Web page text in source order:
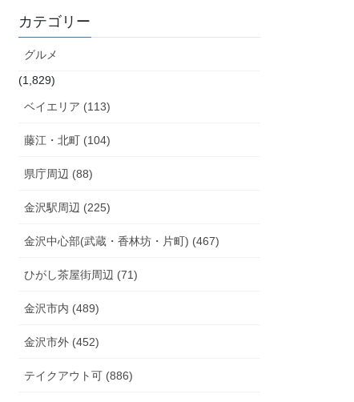
カテゴリー
グルメ
(1,829)
ベイエリア (113)
藤江・北町 (104)
県庁周辺 (88)
金沢駅周辺 (225)
金沢中心部(武蔵・香林坊・片町) (467)
ひがし茶屋街周辺 (71)
金沢市内 (489)
金沢市外 (452)
テイクアウト可 (886)